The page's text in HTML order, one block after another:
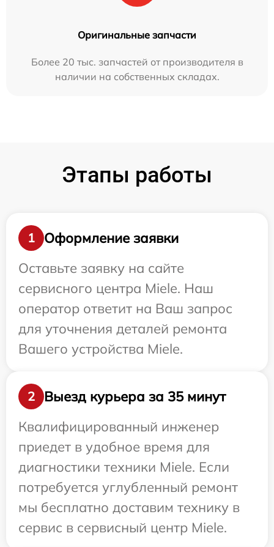
Оригинальные запчасти
Более 20 тыс. запчастей от производителя в
наличии на собственных складах.
Этапы работы
1
Оформление заявки
Оставьте заявку на сайте
сервисного центра Miele. Наш
оператор ответит на Ваш запрос
для уточнения деталей ремонта
Вашего устройства Miele.
2
Выезд курьера за 35 минут
Квалифицированный инженер
приедет в удобное время для
диагностики техники Miele. Если
потребуется углубленный ремонт
мы бесплатно доставим технику в
сервис в сервисный центр Miele.